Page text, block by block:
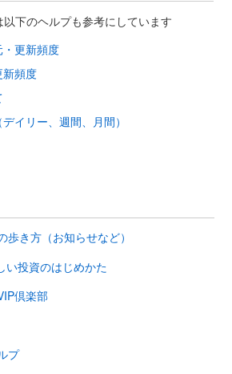
下のヘルプも参考にしています
更新頻度
新頻度
イリー、週間、月間）
き方（お知らせなど）
い投資のはじめかた
倶楽部
プ